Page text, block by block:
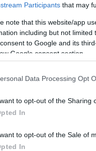
Participants that may
note that this website/app
including but not
to Google and its
Google consent section.
Data Processing Opt
to opt-out of the Sharing
In
to opt-out of the Sale of
In